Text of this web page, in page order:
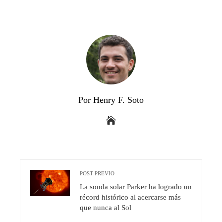
Por Henry F. Soto
POST PREVIO
La sonda solar Parker ha logrado un
récord histórico al acercarse más
que nunca al Sol